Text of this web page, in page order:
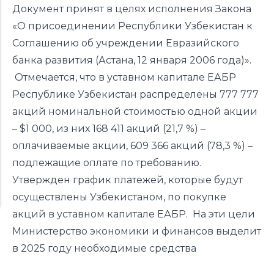
Документ принят в целях исполнения Закона
«О присоединении Республики Узбекистан к
Соглашению об учреждении Евразийского
банка развития (Астана, 12 января 2006 года)».
Отмечается, что в уставном капитале ЕАБР
Республике Узбекистан распределены 777 777
акций номинальной стоимостью одной акции
– $1 000, из них 168 411 акций (21,7 %) –
оплачиваемые акции, 609 366 акций (78,3 %) –
подлежащие оплате по требованию.
Утвержден график платежей, которые будут
осуществлены Узбекистаном, по покупке
акций в уставном капитале ЕАБР. На эти цели
Министерство экономики и финансов выделит
в 2025 году необходимые средства